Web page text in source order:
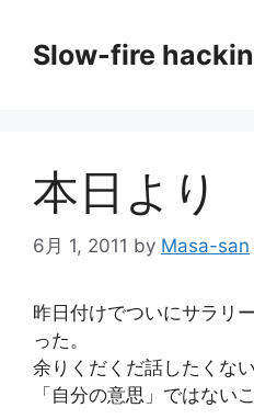
Slow-fire
本日より
6月 1, 2011 by Masa-san
昨日付けでついにサラリ
った。
余りくだくだ話したくない
「自分の意思」ではない